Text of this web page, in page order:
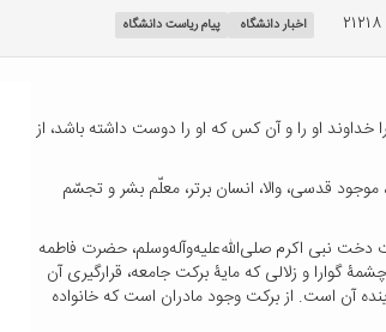
اخبار دانشگاه پیام ریاست دانشگاه
خداوند او را و آن کس که او را دوست داشته باشد، از
موجود قدسی، والا، انسان برتر، معلّم بشر و تجسّم
دخت نبی اکرم صلی‌الله‌علیه‌و‌آله‌و‌سلم، حضرت فاطمه
گوارا و زلالی که مایۀ برکت جامعه، قرارگیری آن
آن است. از برکت وجود مادران است که خانواده